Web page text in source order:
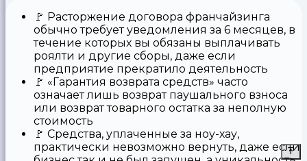
🚩 Расторжение договора франчайзинга
обычно требует уведомления за 6 месяцев, в
течение которых вы обязаны выплачивать
роялти и другие сборы, даже если
предприятие прекратило деятельность
🚩 «Гарантия возврата средств» часто
означает лишь возврат паушального взноса
или возврат товарного остатка за неполную
стоимость
🚩 Средства, уплаченные за ноу-хау,
практически невозможно вернуть, даже если